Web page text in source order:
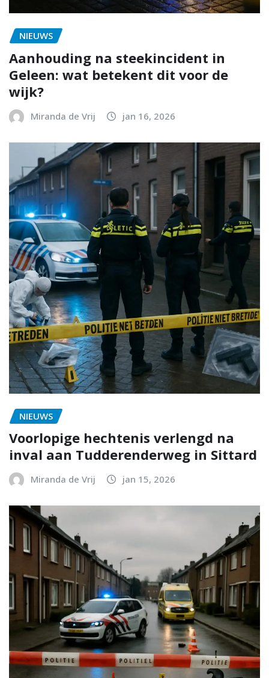
NIEUWS
Aanhouding na steekincident in
Geleen: wat betekent dit voor de
wijk?
Miranda de Vrij jan 16, 2026
NIEUWS
Voorlopige hechtenis verlengd na
inval aan Tudderenderweg in Sittard
Miranda de Vrij jan 15, 2026